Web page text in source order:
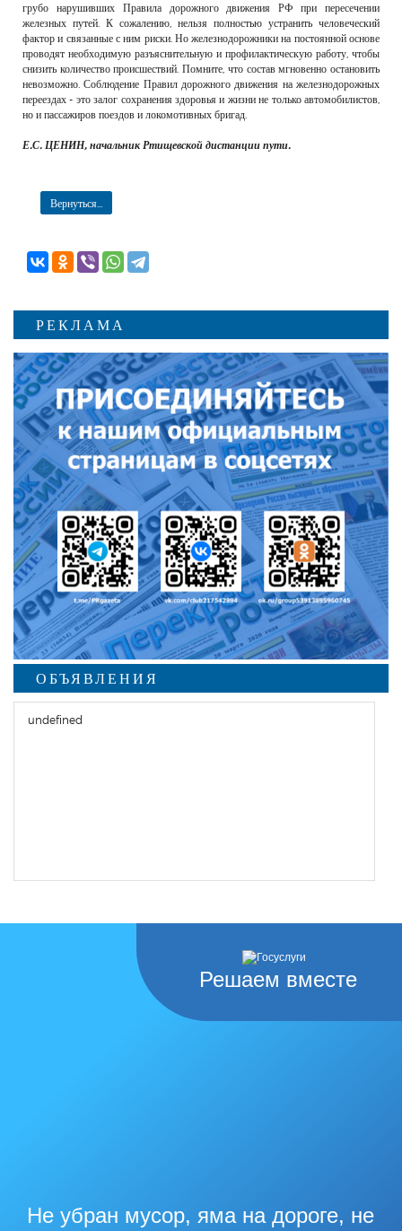
грубо нарушивших Правила дорожного движения РФ при пересечении
железных путей. К сожалению, нельзя полностью устранить человеческий
фактор и связанные с ним риски. Но железнодорожники на постоянной основе
проводят необходимую разъяснительную и профилактическую работу, чтобы
снизить количество происшествий. Помните, что состав мгновенно остановить
невозможно. Соблюдение Правил дорожного движения на железнодорожных
переездах - это залог сохранения здоровья и жизни не только автомобилистов,
но и пассажиров поездов и локомотивных бригад.
Е.С. ЦЕНИН, начальник Ртищевской дистанции пути.
Вернуться...
РЕКЛАМА
ОБЪЯВЛЕНИЯ
undefined
Решаем вместе
Не убран мусор, яма на дороге, не